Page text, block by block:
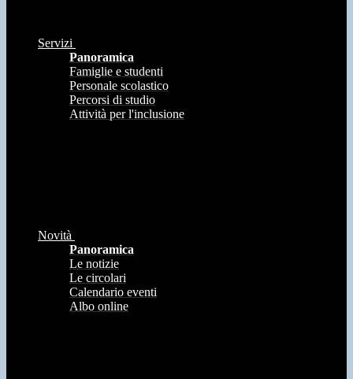
Servizi
Panoramica
Famiglie e studenti
Personale scolastico
Percorsi di studio
Attività per l'inclusione
Novità
Panoramica
Le notizie
Le circolari
Calendario eventi
Albo online